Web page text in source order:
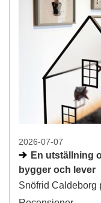
2026-07-07
En utställning
bygger och lever
Snöfrid Caldeborg